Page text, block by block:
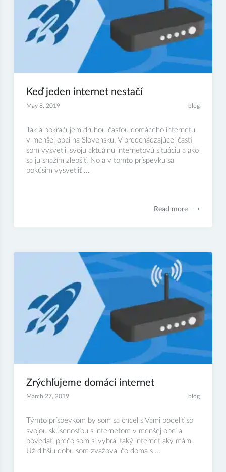
Keď jeden internet nestačí
May 8, 2019 blog
Tak a pokračujem druhou časťou domáceho internetu
v menšej obci na Slovensku. V predchádzajúcej časti
som vysvetlil svoju aktuálnu internetovú situáciu a ako
sa ju snažím zlepšiť. No a v tomto príspevku sa
pokúsim vysvetliť ...
Read more ⟶
Zrýchľujeme domáci internet
March 27, 2019 blog
Týmto príspevkom by som sa chcel s Vami podeliť so
svojou skúsenosťou s internetom v menšej obci a
povedať, prečo som si vybral taký internet aký mám.
Už dlhšiu dobu som zvažoval čo doma s ...